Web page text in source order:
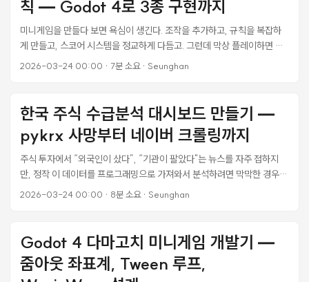
esbuild나 webpack 같은 번들러 없이, ESM(ES Modules)을 CDN에
서 직접 가져다 쓴다. 설정이 단순한 대신 CommonJS 전용 패키지나
CSS를 함께 번들링해야 하는 라이브러리는 쓰기 어렵다. ...
칙 — Godot 4로 3종 구현까지
미니게임을 만들다 보면 욕심이 생긴다. 조작을 추가하고, 규칙을 복잡하
게 만들고, 스코어 시스템을 정교하게 다듬고. 그런데 막상 플레이하면 재
미없다. 5초 안에 “이게 뭐하는 게임이지?“가 파악이 안 되면 이미 실패다.
나하나가 직관적이다. 이 글에서는 WarioWare의 설계 원칙을 분석하고,
내 다마고치 프로젝트에 적용한 과정을 기록한다. WarioWare가 20년째
연구 대상인 이유 WarioWare 시리즈는 게임 디자인 수업에서 단골 교재
다. “마이크로게임"이라는 장르를 사실상 창조했기 때문이다. ...
2026-03-24 00:00 · 7분 소요· Seunghan
한국 주식 수급분석 대시보드 만들기 —
pykrx 사망부터 네이버 크롤링까지
주식 투자에서 “외국인이 샀다”, “기관이 팔았다"는 뉴스를 자주 접하지
만, 정작 이 데이터를 프로그래밍으로 가져와서 분석하려면 막막한 경우가
많다. 특히 한국 시장은 KRX가 투자자별 매매동향을 공개하고 있어 데이
록한다. pykrx가 완전히 깨져서 네이버 증권 크롤링으로 우회한 과정,
lightweight-charts로 누적 순매수 차트를 구현하면서 Y축 포맷팅에서
막힌 부분, 그리고 실제 데이터를 수집해서 대시보드에 연결하기까지의 전
2026-03-24 00:00 · 8분 소요· Seunghan
Godot 4 다마고치 미니게임 개발기 —
줌아웃 좌표계, Tween 루프,